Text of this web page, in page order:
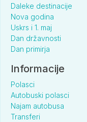
Daleke destinacije
Nova godina
Uskrs i 1. maj
Dan državnosti
Dan primirja
Informacije
Polasci
Autobuski polasci
Najam autobusa
Transferi